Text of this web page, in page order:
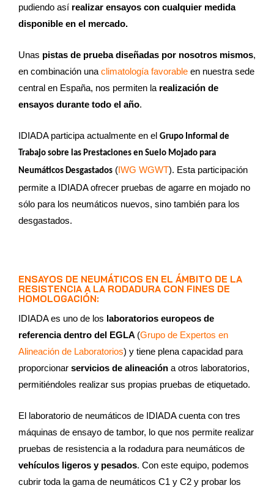
pudiendo así realizar ensayos con cualquier medida
disponible en el mercado.
Unas pistas de prueba diseñadas por nosotros mismos,
en combinación una climatología favorable en nuestra sede
central en España, nos permiten la realización de
ensayos durante todo el año.
IDIADA participa actualmente en el Grupo Informal de
Trabajo sobre las Prestaciones en Suelo Mojado para
Neumáticos Desgastados (IWG WGWT). Esta participación
permite a IDIADA ofrecer pruebas de agarre en mojado no
sólo para los neumáticos nuevos, sino también para los
desgastados.
ENSAYOS DE NEUMÁTICOS EN EL ÁMBITO DE LA
RESISTENCIA A LA RODADURA CON FINES DE
HOMOLOGACIÓN:
IDIADA es uno de los laboratorios europeos de
referencia dentro del EGLA (Grupo de Expertos en
Alineación de Laboratorios) y tiene plena capacidad para
proporcionar servicios de alineación a otros laboratorios,
permitiéndoles realizar sus propias pruebas de etiquetado.
El laboratorio de neumáticos de IDIADA cuenta con tres
máquinas de ensayo de tambor, lo que nos permite realizar
pruebas de resistencia a la rodadura para neumáticos de
vehículos ligeros y pesados. Con este equipo, podemos
cubrir toda la gama de neumáticos C1 y C2 y probar los